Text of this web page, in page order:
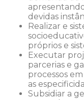
devidas
Realizar e
próprios e
Executar
parcerias e
processos
as
Subsidiar a